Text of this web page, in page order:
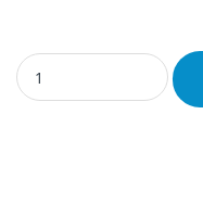
Sello boda adorno cantidad